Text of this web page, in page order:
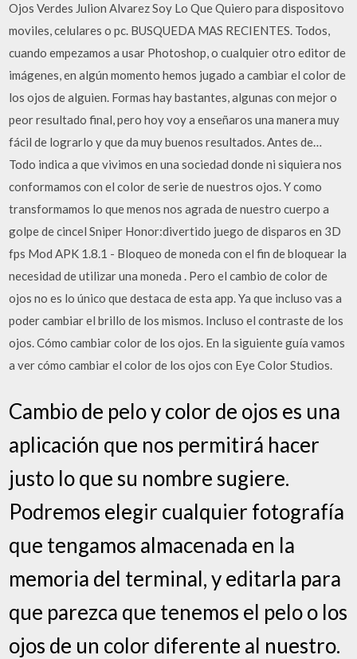
Ojos Verdes Julion Alvarez Soy Lo Que Quiero para dispositovo
moviles, celulares o pc. BUSQUEDA MAS RECIENTES. Todos,
cuando empezamos a usar Photoshop, o cualquier otro editor de
imágenes, en algún momento hemos jugado a cambiar el color de
los ojos de alguien. Formas hay bastantes, algunas con mejor o
peor resultado final, pero hoy voy a enseñaros una manera muy
fácil de lograrlo y que da muy buenos resultados. Antes de…
Todo indica a que vivimos en una sociedad donde ni siquiera nos
conformamos con el color de serie de nuestros ojos. Y como
transformamos lo que menos nos agrada de nuestro cuerpo a
golpe de cincel Sniper Honor:divertido juego de disparos en 3D
fps Mod APK 1.8.1 - Bloqueo de moneda con el fin de bloquear la
necesidad de utilizar una moneda . Pero el cambio de color de
ojos no es lo único que destaca de esta app. Ya que incluso vas a
poder cambiar el brillo de los mismos. Incluso el contraste de los
ojos. Cómo cambiar color de los ojos. En la siguiente guía vamos
a ver cómo cambiar el color de los ojos con Eye Color Studios.
Cambio de pelo y color de ojos es una
aplicación que nos permitirá hacer
justo lo que su nombre sugiere.
Podremos elegir cualquier fotografía
que tengamos almacenada en la
memoria del terminal, y editarla para
que parezca que tenemos el pelo o los
ojos de un color diferente al nuestro.